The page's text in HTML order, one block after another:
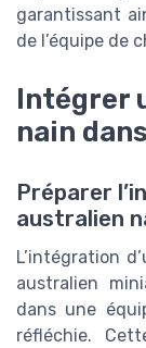
garantissant
de l’équipe de
Intégrer
nain
Préparer
australien
L’intégration
australien
dans une
réfléchie.